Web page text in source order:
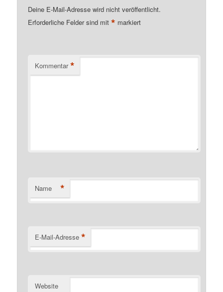
Deine E-Mail-Adresse wird nicht veröffentlicht.
Erforderliche Felder sind mit* markiert
Kommentar *
Name *
E-Mail-Adresse *
Website